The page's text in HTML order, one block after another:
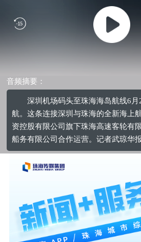
音频摘要：
深圳机场码头至珠海海岛航线6
航。这条连接深圳与珠海的全新海上
资控股有限公司旗下珠海高速客轮有
船务有限公司合作运营。记者武琼华